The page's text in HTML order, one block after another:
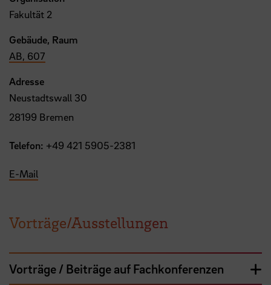
Fakultät 2
Gebäude, Raum
AB, 607
Adresse
Neustadtswall 30
28199 Bremen
Telefon: +49 421 5905-2381
E-Mail
Vorträge/Ausstellungen
Vorträge / Beiträge auf Fachkonferenzen